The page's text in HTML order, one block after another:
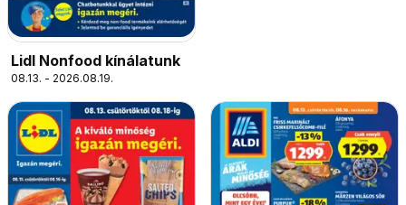
Lidl Nonfood kínálatunk
08.13. - 2026.08.19.